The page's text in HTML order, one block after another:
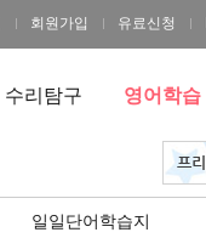
회원가입 유료신청
수리탐구 영어학습
일일단어학습지